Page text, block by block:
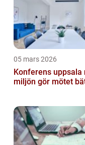
05 mars 2026
Konferens uppsala när
miljön gör mötet